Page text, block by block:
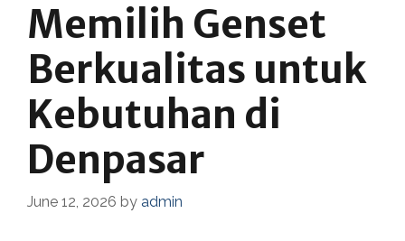
Memilih Genset
Berkualitas untuk
Kebutuhan di
Denpasar
June 12, 2026 by admin